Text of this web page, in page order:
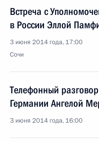
Встреча с
в России Эллой
3 июня 2014 года, 17:00
Сочи
Телефонный
Германии Ангелой
3 июня 2014 года, 16:00